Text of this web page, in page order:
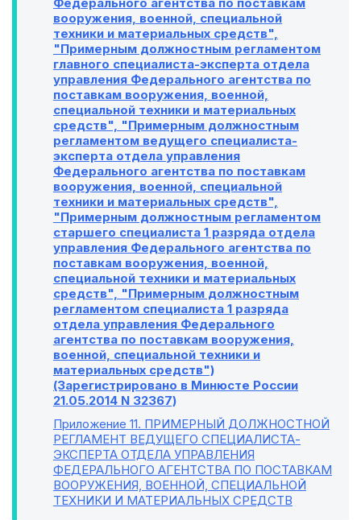
вооружения, военной, специальной
техники и материальных средств",
"Примерным должностным регламентом
главного специалиста-эксперта отдела
управления Федерального агентства по
поставкам вооружения, военной,
специальной техники и материальных
средств", "Примерным должностным
регламентом ведущего специалиста-
эксперта отдела управления
Федерального агентства по поставкам
вооружения, военной, специальной
техники и материальных средств",
"Примерным должностным регламентом
старшего специалиста 1 разряда отдела
управления Федерального агентства по
поставкам вооружения, военной,
специальной техники и материальных
средств", "Примерным должностным
регламентом специалиста 1 разряда
отдела управления Федерального
агентства по поставкам вооружения,
военной, специальной техники и
материальных средств")
(Зарегистрировано в Минюсте России
21.05.2014 N 32367)
Приложение 11. ПРИМЕРНЫЙ ДОЛЖНОСТНОЙ
РЕГЛАМЕНТ ВЕДУЩЕГО СПЕЦИАЛИСТА-
ЭКСПЕРТА ОТДЕЛА УПРАВЛЕНИЯ
ФЕДЕРАЛЬНОГО АГЕНТСТВА ПО ПОСТАВКАМ
ВООРУЖЕНИЯ, ВОЕННОЙ, СПЕЦИАЛЬНОЙ
ТЕХНИКИ И МАТЕРИАЛЬНЫХ СРЕДСТВ